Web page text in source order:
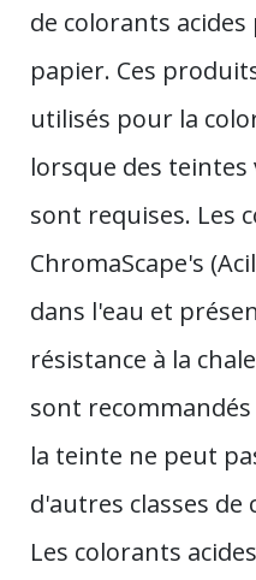
de colorants
papier. Ces
utilisés pour la
lorsque des
sont requises. Les
ChromaScape's
dans l'eau et
résistance à la
sont
la teinte ne peut
d'autres classes
Les colorants